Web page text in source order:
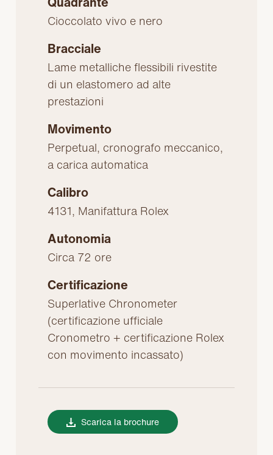
Cioccolato vivo e nero
Bracciale
Lame metalliche flessibili rivestite
di un elastomero ad alte
prestazioni
Movimento
Perpetual, cronografo meccanico,
a carica automatica
Calibro
4131, Manifattura Rolex
Autonomia
Circa 72 ore
Certificazione
Superlative Chronometer
(certificazione ufficiale
Cronometro + certificazione Rolex
con movimento incassato)
Scarica la brochure